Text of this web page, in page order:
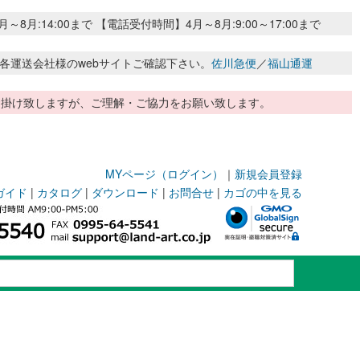
～8月:14:00まで 【電話受付時間】4月～8月:9:00～17:00まで
送会社様のwebサイトご確認下さい。 佐川急便／福山通運
致しますが、ご理解・ご協力をお願い致します。
MYページ（ログイン） ｜ 新規会員登録
イド | カタログ | ダウンロード | お問合せ | カゴの中を見る